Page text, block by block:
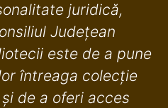
juridică,
Judeţean
este de a pune
întreaga colecţie
de a oferi acces